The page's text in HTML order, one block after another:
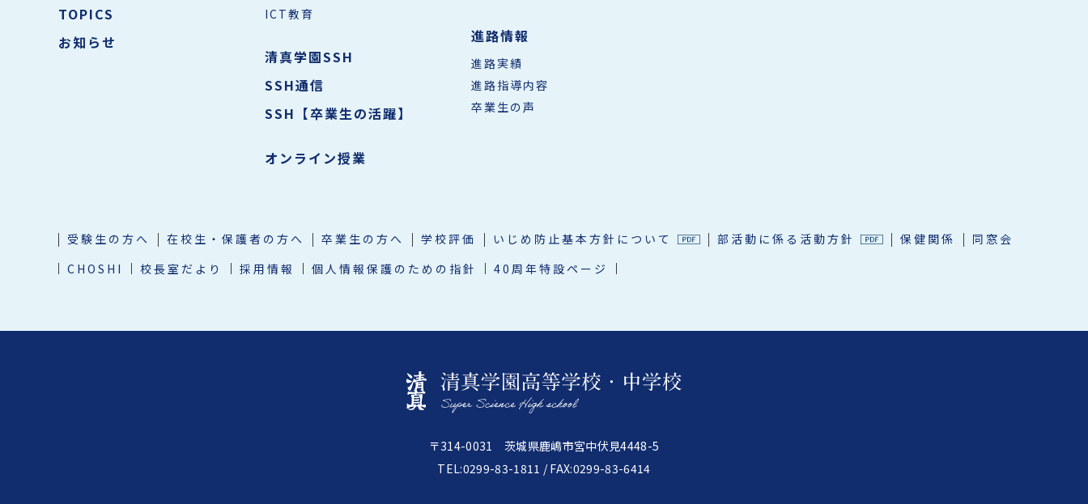
TOPICS
お知らせ
ICT教育
清真学園SSH
SSH通信
SSH【卒業生の活躍】
オンライン授業
進路情報
進路実績
進路指導内容
卒業生の声
受験生の方へ 在校生・保護者の方へ 卒業生の方へ 学校評価 いじめ防止基本方針について 部活動に係る活動方針 保健関係
同窓会
CHOSHI
校長室だより 採用情報 個人情報保護のための指針 40周年特設ページ
〒314-0031 茨城県鹿嶋市宮中伏見4448-5
TEL:0299-83-1811 / FAX:0299-83-6414